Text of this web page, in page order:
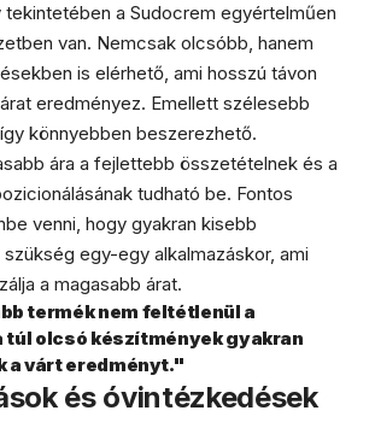
tekintetében a Sudocrem egyértelműen
van. Nemcsak olcsóbb, hanem
is elérhető, ami hosszú távon
eredményez. Emellett szélesebb
könnyebben beszerezhető.
ára a fejlettebb összetételnek és a
tudható be. Fontos
venni, hogy gyakran kisebb
egy-egy alkalmazáskor, ami
a magasabb árat.
termék nem feltétlenül a
túl olcsó készítmények gyakran
a várt eredményt."
és óvintézkedések